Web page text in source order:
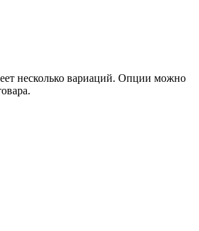
несколько вариаций. Опции можно